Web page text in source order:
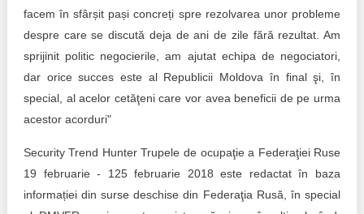
facem în sfârșit pași concreți spre rezolvarea unor probleme
despre care se discută deja de ani de zile fără rezultat. Am
sprijinit politic negocierile, am ajutat echipa de negociatori,
dar orice succes este al Republicii Moldova în final şi, în
special, al acelor cetăţeni care vor avea beneficii de pe urma
acestor acorduri"
Security Trend Hunter Trupele de ocupaţie a Federaţiei Ruse
19 februarie - 125 februarie 2018 este redactat în baza
informației din surse deschise din Federaţia Rusă, în special